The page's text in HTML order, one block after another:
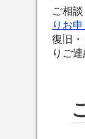
ご相
りお
復旧
りご